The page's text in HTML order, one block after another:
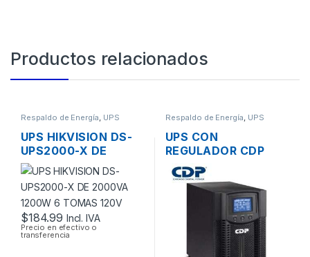
Productos relacionados
Respaldo de Energía, UPS
UPS HIKVISION DS-
UPS2000-X DE
2000VA 1200W 6
TOMAS 120V
$184.99 Incl. IVA
Precio en efectivo o
transferencia
Respaldo de Energía, UPS
UPS CON
REGULADOR CDP
UPO11-3 DE 3000VA
2700W 4 TOMAS
110V + CONECTOR
DE BATERIA
EXTERNA